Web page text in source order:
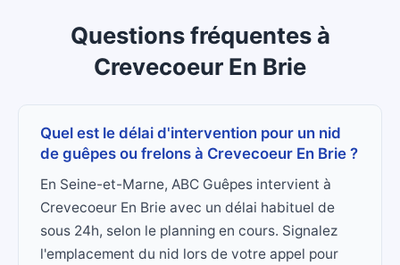
Questions fréquentes à
Crevecoeur En Brie
Quel est le délai d'intervention pour un nid
de guêpes ou frelons à Crevecoeur En Brie ?
En Seine-et-Marne, ABC Guêpes intervient à
Crevecoeur En Brie avec un délai habituel de
sous 24h, selon le planning en cours. Signalez
l'emplacement du nid lors de votre appel pour